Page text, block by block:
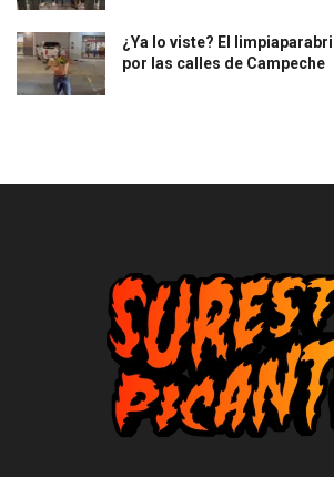
¿Ya lo viste? El
por las calles de Campeche